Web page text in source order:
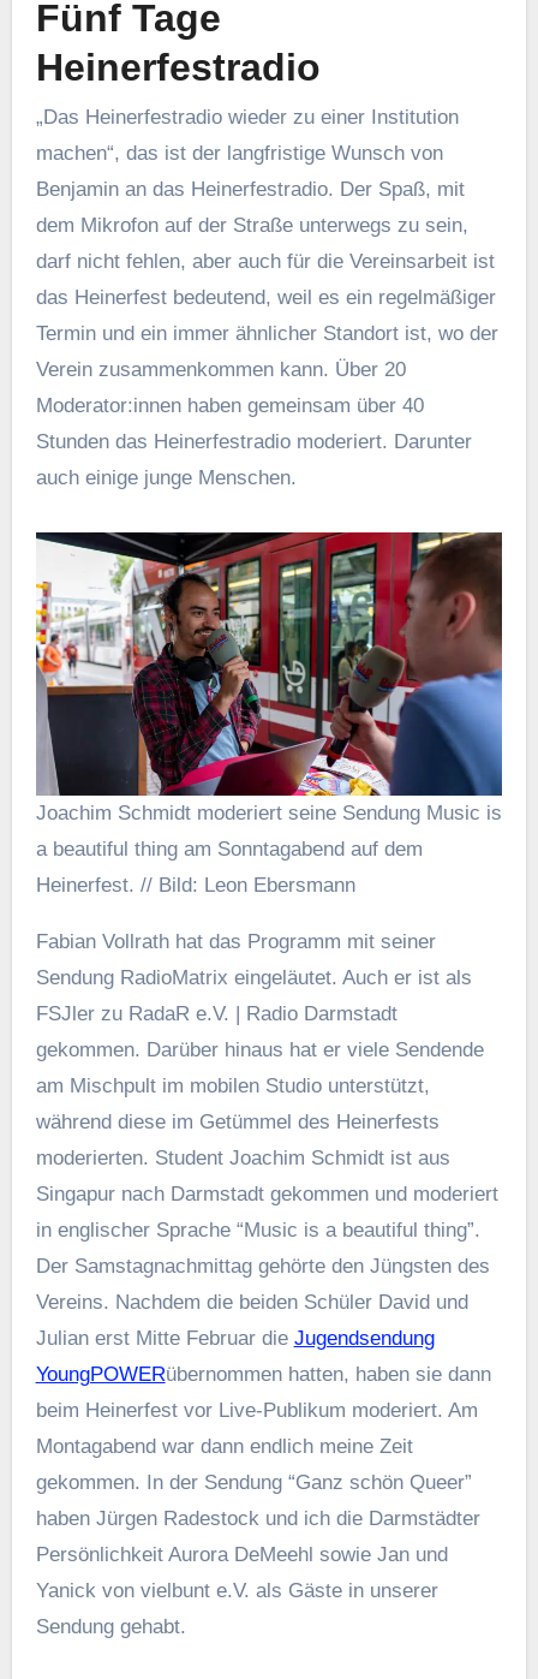
Fünf Tage
Heinerfestradio
„Das Heinerfestradio wieder zu einer Institution
machen“, das ist der langfristige Wunsch von
Benjamin an das Heinerfestradio. Der Spaß, mit
dem Mikrofon auf der Straße unterwegs zu sein,
darf nicht fehlen, aber auch für die Vereinsarbeit ist
das Heinerfest bedeutend, weil es ein regelmäßiger
Termin und ein immer ähnlicher Standort ist, wo der
Verein zusammenkommen kann. Über 20
Moderator:innen haben gemeinsam über 40
Stunden das Heinerfestradio moderiert. Darunter
auch einige junge Menschen.
Joachim Schmidt moderiert seine Sendung Music is
a beautiful thing am Sonntagabend auf dem
Heinerfest. // Bild: Leon Ebersmann
Fabian Vollrath hat das Programm mit seiner
Sendung RadioMatrix eingeläutet. Auch er ist als
FSJler zu RadaR e.V. | Radio Darmstadt
gekommen. Darüber hinaus hat er viele Sendende
am Mischpult im mobilen Studio unterstützt,
während diese im Getümmel des Heinerfests
moderierten. Student Joachim Schmidt ist aus
Singapur nach Darmstadt gekommen und moderiert
in englischer Sprache “Music is a beautiful thing”.
Der Samstagnachmittag gehörte den Jüngsten des
Vereins. Nachdem die beiden Schüler David und
Julian erst Mitte Februar die Jugendsendung
YoungPOWERübernommen hatten, haben sie dann
beim Heinerfest vor Live-Publikum moderiert. Am
Montagabend war dann endlich meine Zeit
gekommen. In der Sendung “Ganz schön Queer”
haben Jürgen Radestock und ich die Darmstädter
Persönlichkeit Aurora DeMeehl sowie Jan und
Yanick von vielbunt e.V. als Gäste in unserer
Sendung gehabt.